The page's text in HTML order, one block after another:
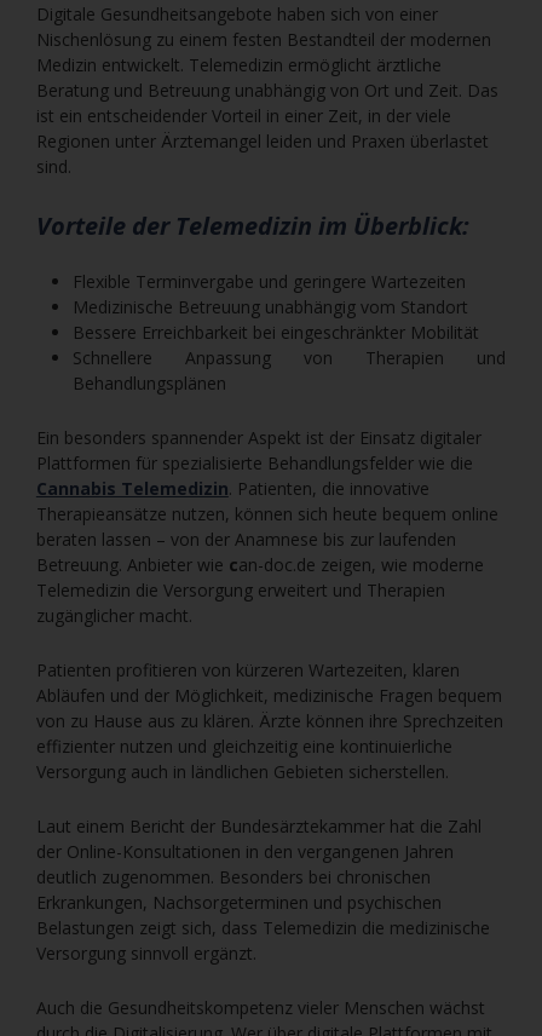
Digitale Gesundheitsangebote haben sich von einer
Nischenlösung zu einem festen Bestandteil der modernen
Medizin entwickelt. Telemedizin ermöglicht ärztliche
Beratung und Betreuung unabhängig von Ort und Zeit. Das
ist ein entscheidender Vorteil in einer Zeit, in der viele
Regionen unter Ärztemangel leiden und Praxen überlastet
sind.
Vorteile der Telemedizin im Überblick:
Flexible Terminvergabe und geringere Wartezeiten
Medizinische Betreuung unabhängig vom Standort
Bessere Erreichbarkeit bei eingeschränkter Mobilität
Schnellere Anpassung von Therapien und
Behandlungsplänen
Ein besonders spannender Aspekt ist der Einsatz digitaler
Plattformen für spezialisierte Behandlungsfelder wie die
Cannabis Telemedizin. Patienten, die innovative
Therapieansätze nutzen, können sich heute bequem online
beraten lassen – von der Anamnese bis zur laufenden
Betreuung. Anbieter wie can-doc.de zeigen, wie moderne
Telemedizin die Versorgung erweitert und Therapien
zugänglicher macht.
Patienten profitieren von kürzeren Wartezeiten, klaren
Abläufen und der Möglichkeit, medizinische Fragen bequem
von zu Hause aus zu klären. Ärzte können ihre Sprechzeiten
effizienter nutzen und gleichzeitig eine kontinuierliche
Versorgung auch in ländlichen Gebieten sicherstellen.
Laut einem Bericht der Bundesärztekammer hat die Zahl
der Online-Konsultationen in den vergangenen Jahren
deutlich zugenommen. Besonders bei chronischen
Erkrankungen, Nachsorgeterminen und psychischen
Belastungen zeigt sich, dass Telemedizin die medizinische
Versorgung sinnvoll ergänzt.
Auch die Gesundheitskompetenz vieler Menschen wächst